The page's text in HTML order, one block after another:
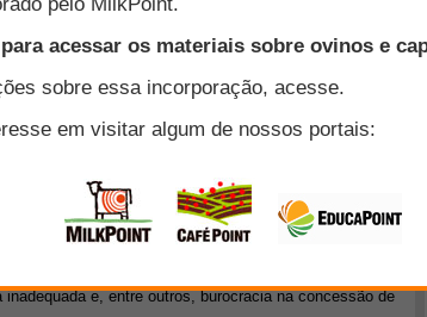
coordenador de agronegócios do Sebrae/RS.
rodada de negócios de ovinos, que é realizada uma
significativo a cada edição. A sistemática da rodada
é diferenciada das demais, pois as negociações não
interessados o que representa esse produto e quais
momento, os compradores conversam entre si e
e só então definem um parceiro para a
e confira a entrevista!
no caminho
nos próximos anos, e superar a marca das 300
água, clima e tecnologia adequados para até ir
da terra continuará enfrentando gargalos da
e, entre outros, burocracia na concessão de